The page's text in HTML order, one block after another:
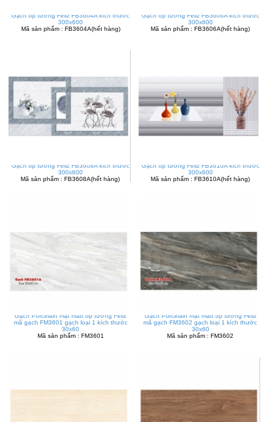
Gạch ốp tường Feliz FB3604A kích thước
300x600
Mã sản phẩm : FB3604A(hết hàng)
Gạch ốp tường Feliz FB3606A kích thước
300x600
Mã sản phẩm : FB3606A(hết hàng)
Gạch ốp tường Feliz FB3608A kích thước
300x600
Mã sản phẩm : FB3608A(hết hàng)
Gạch ốp tường Feliz FB3610A kích thước
300x600
Mã sản phẩm : FB3610A(hết hàng)
Gạch Porcelain mặt matt ốp tường Feliz
mã gạch FM3601 gạch loại 1 kích thước
30x60
Mã sản phẩm : FM3601
Gạch Porcelain mặt matt ốp tường Feliz
mã gạch FM3602 gạch loại 1 kích thước
30x60
Mã sản phẩm : FM3602